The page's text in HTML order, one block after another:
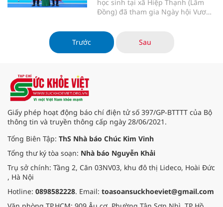
học sinh tại xã Hiệp Thạnh (Lâm
Đồng) đã tham gia Ngày hội Vươn
Bảo trợ Trẻ em Việt Nam tổ chức.
Không chỉ mang đến nguồn dinh
dưỡng thiết thực cho trẻ em địa
Trước Sau
Giấy phép hoạt động báo chí điện tử số 397/GP-BTTTT của Bộ
thông tin và truyền thông cấp ngày 28/06/2021.
Tổng Biên Tập: ThS Nhà báo Chúc Kim Vinh
Tổng thư ký tòa soạn: Nhà báo Nguyễn Khải
Trụ sở chính: Tầng 2, Căn 03NV03, khu đô thị Lideco, Hoài Đức
, Hà Nội
Hotline: 0898582228. Email: toasoansuckhoeviet@gmail.com